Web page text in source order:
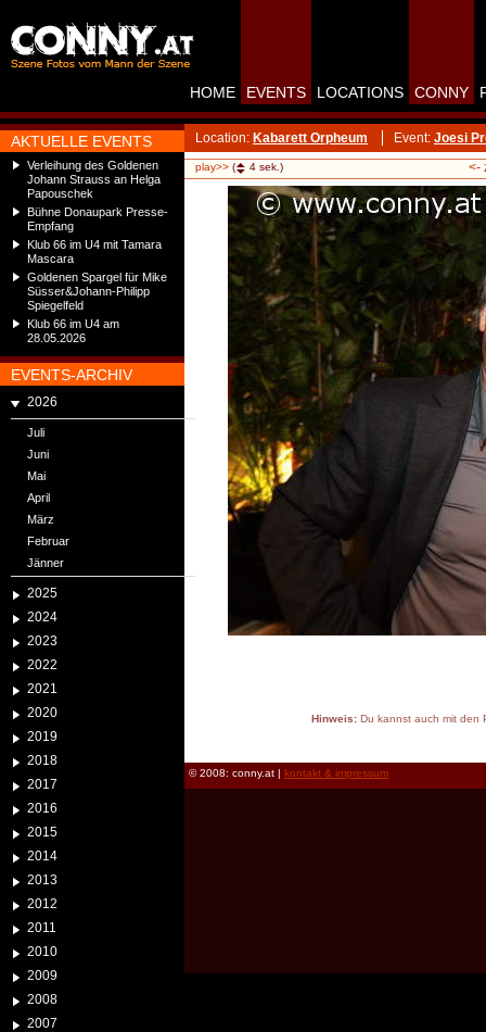
AKTUELLE EVENTS
Verleihung des Goldenen
Johann Strauss an Helga
Papouschek
Bühne Donaupark Presse-
Empfang
Klub 66 im U4 mit Tamara
Mascara
Goldenen Spargel für Mike
Süsser&Johann-Philipp
Spiegelfeld
Klub 66 im U4 am
28.05.2026
EVENTS-ARCHIV
2026
Juli
Juni
Mai
April
März
Februar
Jänner
2025
2024
2023
2022
2021
2020
2019
2018
2017
2016
2015
2014
2013
2012
2011
2010
2009
2008
2007
HOME EVENTS LOCATIONS CONNY
Location: Kabarett Orpheum Event: Joesi
play>> ( 4 sek.) <-
Hinweis:Du kannst auch mit den
© 2008: conny.at | kontakt & impressum